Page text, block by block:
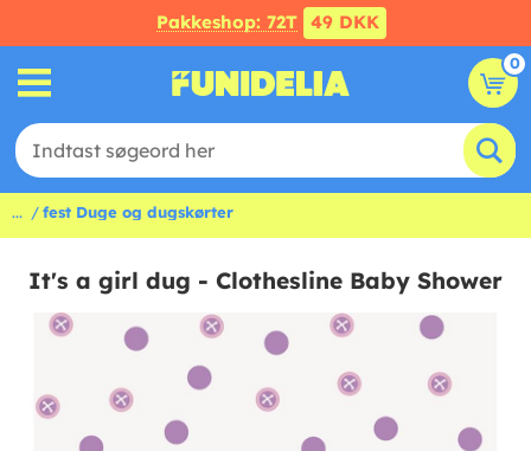
Pakkeshop: 72T 49 DKK
0
... fest Duge og dugskørter
It's a girl dug - Clothesline Baby Shower